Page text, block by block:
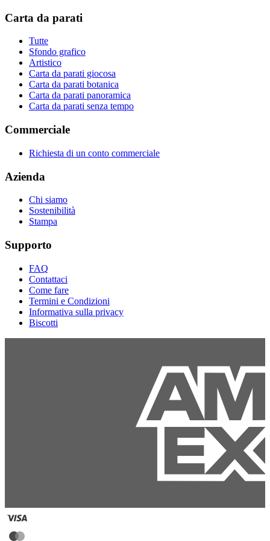
Carta da parati
Tutte
Sfondo grafico
Artistico
Carta da parati giocosa
Carta da parati botanica
Carta da parati panoramica
Carta da parati senza tempo
Commerciale
Richiesta di un conto commerciale
Azienda
Chi siamo
Sostenibilità
Stampa
Supporto
FAQ
Contattaci
Come fare
Termini e Condizioni
Informativa sulla privacy
Biscotti